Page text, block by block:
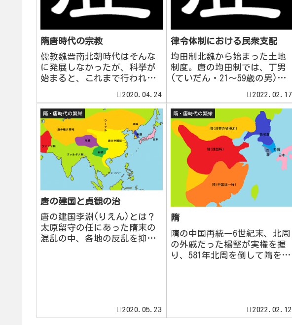
隋唐時代の宗教
儒教魏晋南北朝時代はそんな
に発展しなかったが、科挙が
始まると、これまで行われて
が出てきた。こうした中、太
宗の指示を受け、孔頴達(くよ
うだつ/こうえいたつ)は公定
注釈書である「五経正義(ごき
ょうせいぎ)」を編纂し
た。...
2020.04.24
律令体制における民衆支配
均田制北魏から始まった土地
制度。唐の均田制では、丁男
(ていだん・21～59歳の男)中
16~20歳)一代に対し、口分田
(北魏～隋までの露田)を80畝
(ぼ)支給し、丁男に税を課
し、永業田(代々世襲・作物は
主に桑、隋ま...
2022.02.17
隋・唐時代の繁栄
唐の建国と貞観の治
唐の建国李淵(りえん)とは？
太原留守の任にあった隋末の
混乱の中、各地の反乱を抑え
2020.05.23
隋・唐時代の繁栄
隋
隋の中国再統一6世紀末、北周
の外戚だった楊堅が実権を握
り、581年北周を倒して隋を建
朝の陳を滅ぼし中国を久々に
再統一しました。政治制度...
2022.02.12